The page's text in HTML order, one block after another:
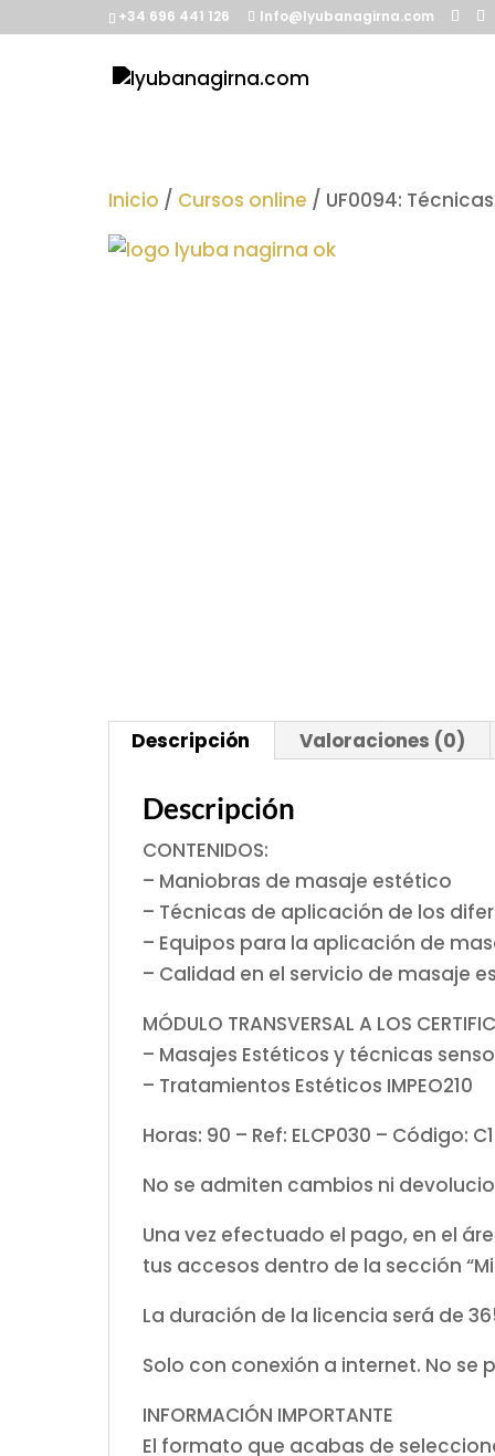
+34 696 441 126 Info@lyubanagirna.com
Inicio / Cursos online / UF0094:
Descripción Valoraciones (0)
Descripción
CONTENIDOS:
– Maniobras de masaje estético
– Técnicas de aplicación de los
– Equipos para la aplicación de
– Calidad en el servicio de masaje
MÓDULO TRANSVERSAL A LOS
– Masajes Estéticos y técnicas
– Tratamientos Estéticos IMPEO210
Horas: 90 – Ref: ELCP030 – Código:
No se admiten cambios ni
Una vez efectuado el pago, en el
tus accesos dentro de la sección
La duración de la licencia será de
Solo con conexión a internet. No se
INFORMACIÓN IMPORTANTE
El formato que acabas de